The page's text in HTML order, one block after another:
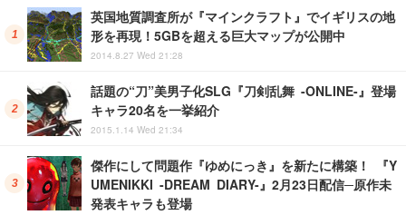
英国地質調査所が『マインクラフト』でイギリスの地
形を再現！5GBを超える巨大マップが公開中
2014.8.27 Wed 21:28
話題の“刀”美男子化SLG『刀剣乱舞 -ONLINE-』登場
キャラ20名を一挙紹介
2015.1.14 Wed 21:34
傑作にして問題作『ゆめにっき』を新たに構築！ 『Y
UMENIKKI -DREAM DIARY-』2月23日配信─原作未
発表キャラも登場